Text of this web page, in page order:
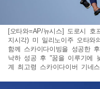
[오타와=AP/뉴시스] 도로시 호
지시각) 미 일리노이주 오타와
함께 스카이다이빙을 성공한
낙하 성공 후 "꿈을 이루기에
계 최고령 스카이다이버 기네